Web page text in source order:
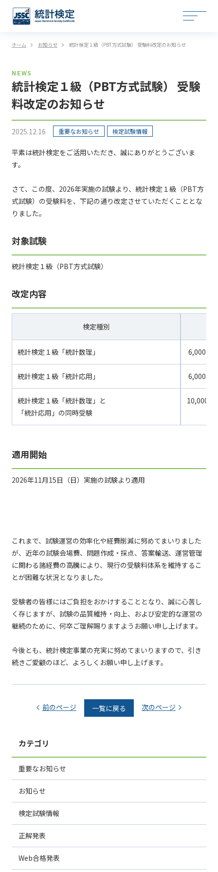
ホーム お知らせ 統計検定１級（PBT方式試験） 受験料改定のお知らせ
NEWS
統計検定１級（PBT方式試験） 受験
料改定のお知らせ
2025.12.16 重要なお知らせ 検定試験情報
平素は統計検定をご活用いただき、誠にありがとうございま
す。
さて、この度、2026年実施の試験より、統計検定１級（PBT方
式試験）の受験料を、下記の通り改定させていただくこととな
りました。
対象試験
統計検定１級（PBT方式試験）
改定内容
検定種別
統計検定１級「統計数理」 6,000円
統計検定１級「統計応用」 6,000円
統計検定１級「統計数理」と
「統計応用」の同時受験
10,000円
適用開始
2026年11月15日（日）実施の試験より適用
これまで、試験運営の効率化や経費削減に努めてまいりました
が、近年の試験会場費、問題作成・採点、答案輸送、運営管理
に関わる諸経費の高騰により、現行の受験料体系を維持するこ
とが困難な状況となりました。
受験者の皆様にはご負担をおかけすることとなり、誠に心苦し
く存じますが、試験の品質維持・向上、および安定的な運営の
継続のために、何卒ご理解賜りますようお願い申し上げます。
今後とも、統計検定事業の充実に努めてまいりますので、引き
続きご愛顧のほど、よろしくお願い申し上げます。
前のページ 一覧に戻る 次のページ
カテゴリ
重要なお知らせ
お知らせ
検定試験情報
正解発表
Web合格発表